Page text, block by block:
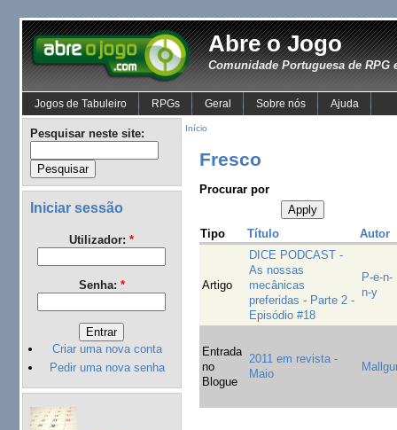
Abre o Jogo
Comunidade Portuguesa de RPG
Jogos de Tabuleiro RPGs Geral Sobre nós Ajuda
Pesquisar neste site:
Iniciar sessão
Utilizador: *
Senha: *
Criar uma nova conta
Pedir uma nova senha
Início
Fresco
Procurar por
Tipo Título Autor
Artigo
DICE PODCAST -
As nossas
mecânicas
preferidas - Parte 2 -
Episódio #18
P-e-n-
n-y
Entrada
no
Blogue
2011 em revista -
Maio